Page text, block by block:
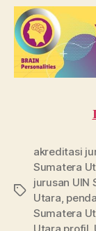
Tags
akreditasi
Sumatera
jurusan UIN
Utara,
Sumatera